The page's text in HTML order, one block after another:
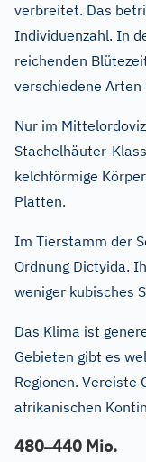
verbreitet. Das
Individuenzahl. In
reichenden
verschiedene Arten
Nur im
Stachelhäuter-
kelchförmige
Platten.
Im Tierstamm der
Ordnung Dictyida.
weniger kubisches
Das Klima ist
Gebieten gibt es
Regionen. Vereiste
afrikanischen
480–440 Mio.